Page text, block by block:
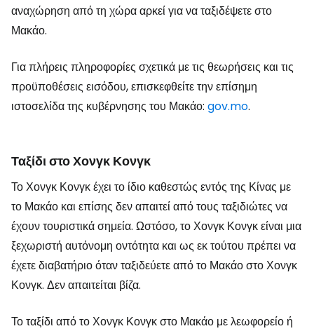
αναχώρηση από τη χώρα αρκεί για να ταξιδέψετε στο
Μακάο.
Για πλήρεις πληροφορίες σχετικά με τις θεωρήσεις και τις
προϋποθέσεις εισόδου, επισκεφθείτε την επίσημη
ιστοσελίδα της κυβέρνησης του Μακάο: gov.mo.
Ταξίδι στο Χονγκ Κονγκ
Το Χονγκ Κονγκ έχει το ίδιο καθεστώς εντός της Κίνας με
το Μακάο και επίσης δεν απαιτεί από τους ταξιδιώτες να
έχουν τουριστικά σημεία. Ωστόσο, το Χονγκ Κονγκ είναι μια
ξεχωριστή αυτόνομη οντότητα και ως εκ τούτου πρέπει να
έχετε διαβατήριο όταν ταξιδεύετε από το Μακάο στο Χονγκ
Κονγκ. Δεν απαιτείται βίζα.
Το ταξίδι από το Χονγκ Κονγκ στο Μακάο με λεωφορείο ή